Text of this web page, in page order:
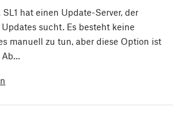
hat einen Update-Server, der
sucht. Es besteht keine
manuell zu tun, aber diese Option ist